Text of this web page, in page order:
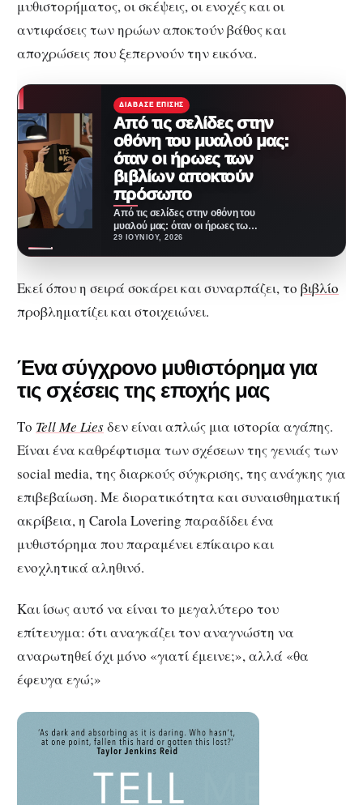
μυθιστορήματος, οι σκέψεις, οι ενοχές και οι
αντιφάσεις των ηρώων αποκτούν βάθος και
αποχρώσεις που ξεπερνούν την εικόνα.
ΔΙΆΒΑΣΕ ΕΠΊΣΗΣ
Από τις σελίδες στην
οθόνη του μυαλού μας:
όταν οι ήρωες των
βιβλίων αποκτούν
πρόσωπο
Από τις σελίδες στην οθόνη του
μυαλού μας: όταν οι ήρωες των
βιβλίων αποκτούν πρόσωπο
29 ΙΟΥΝΊΟΥ, 2026
Εκεί όπου η σειρά σοκάρει και συναρπάζει, το βιβλίο
προβληματίζει και στοιχειώνει.
Ένα σύγχρονο μυθιστόρημα για
τις σχέσεις της εποχής μας
Το Tell Me Liesδεν είναι απλώς μια ιστορία αγάπης.
Είναι ένα καθρέφτισμα των σχέσεων της γενιάς των
social media, της διαρκούς σύγκρισης, της ανάγκης για
επιβεβαίωση. Με διορατικότητα και συναισθηματική
ακρίβεια, η Carola Lovering παραδίδει ένα
μυθιστόρημα που παραμένει επίκαιρο και
ενοχλητικά αληθινό.
Και ίσως αυτό να είναι το μεγαλύτερο του
επίτευγμα: ότι αναγκάζει τον αναγνώστη να
αναρωτηθεί όχι μόνο «γιατί έμεινε;», αλλά «θα
έφευγα εγώ;»